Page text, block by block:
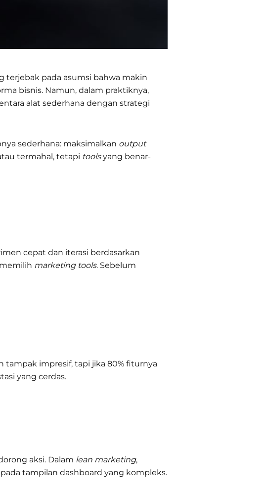
terjebak pada asumsi bahwa makin
bisnis. Namun, dalam praktiknya,
alat sederhana dengan strategi
sederhana: maksimalkan output
termahal, tetapi toolsyang benar-
cepat dan iterasi berdasarkan
marketing tools. Sebelum
tampak impresif, tapi jika 80% fiturnya
yang cerdas.
aksi. Dalam lean marketing,
tampilan dashboard yang kompleks.